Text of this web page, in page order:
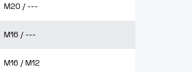
M20 / ---
M16 / ---
M16 / M12